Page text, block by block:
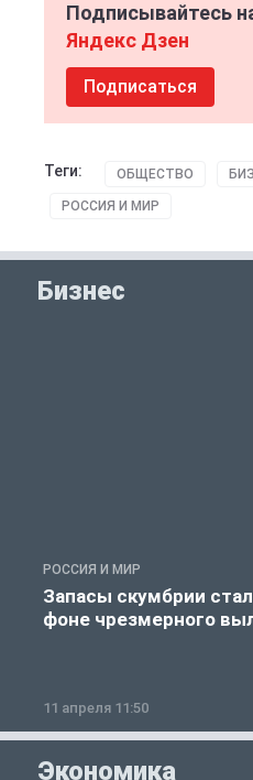
Подписывайтесь
Яндекс Дзен
Подписаться
Теги: ОБЩЕСТВО
РОССИЯ И МИР
Бизнес
РОССИЯ И МИР
Запасы скумбрии
фоне чрезмерного
11 апреля 11:50
Экономика